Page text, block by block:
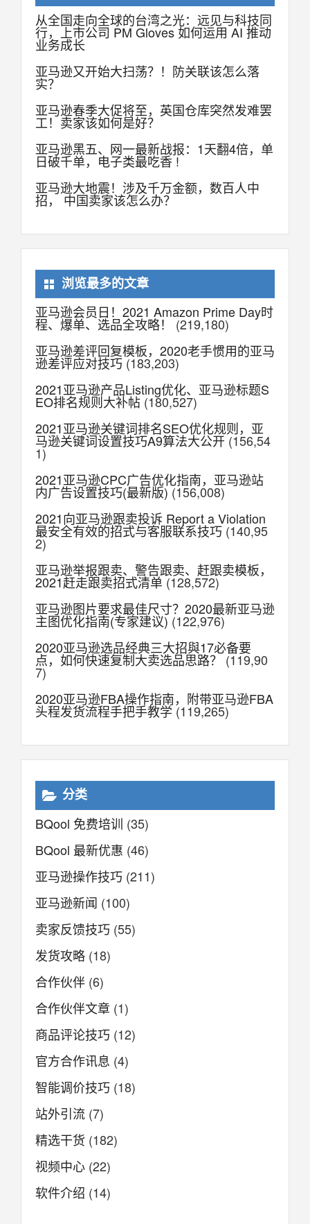
从全国走向全球的台湾之光：远见与科技同
行，上市公司 PM Gloves 如何运用 AI 推动
业务成长
亚马逊又开始大扫荡？！防关联该怎么落
实？
亚马逊春季大促将至，英国仓库突然发难罢
工！卖家该如何是好？
亚马逊黑五、网一最新战报：1天翻4倍，单
日破千单，电子类最吃香 !
亚马逊大地震！涉及千万金额，数百人中
招， 中国卖家该怎么办？
浏览最多的文章
亚马逊会员日！2021 Amazon Prime Day时
程、爆单、选品全攻略！
(219,180)
亚马逊差评回复模板，2020老手惯用的亚马
逊差评应对技巧 (183,203)
2021亚马逊产品Listing优化、亚马逊标题S
EO排名规则大补帖 (180,527)
2021亚马逊关键词排名SEO优化规则，亚
马逊关键词设置技巧A9算法大公开 (156,54
1)
2021亚马逊CPC广告优化指南，亚马逊站
内广告设置技巧(最新版) (156,008)
2021向亚马逊跟卖投诉 Report a Violation
最安全有效的招式与客服联系技巧 (140,95
2)
亚马逊举报跟卖、警告跟卖、赶跟卖模板，
2021赶走跟卖招式清单 (128,572)
亚马逊图片要求最佳尺寸？2020最新亚马逊
主图优化指南(专家建议) (122,976)
2020亚马逊选品经典三大招與17必备要
点，如何快速复制大卖选品思路？ (119,90
7)
2020亚马逊FBA操作指南，附带亚马逊FBA
头程发货流程手把手教学(119,265)
分类
BQool 免费培训 (35)
BQool 最新优惠 (46)
亚马逊操作技巧 (211)
亚马逊新闻 (100)
卖家反馈技巧 (55)
发货攻略 (18)
合作伙伴 (6)
合作伙伴文章 (1)
商品评论技巧 (12)
官方合作讯息 (4)
智能调价技巧 (18)
站外引流 (7)
精选干货 (182)
视频中心 (22)
软件介绍 (14)